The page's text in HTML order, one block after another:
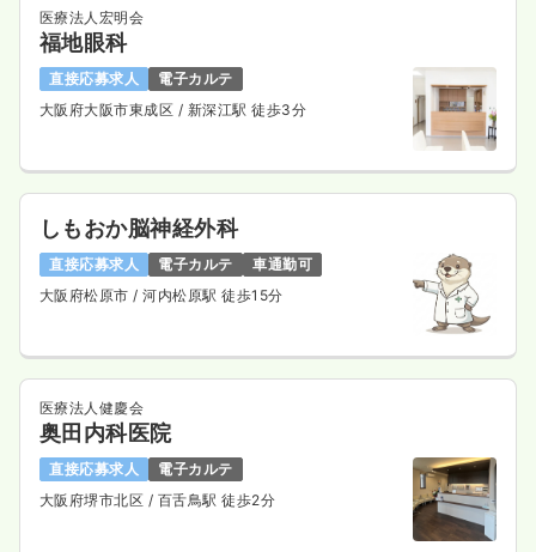
医療法人宏明会
福地眼科
直接応募求人
電子カルテ
大阪府大阪市東成区 / 新深江駅 徒歩3分
しもおか脳神経外科
直接応募求人 電子カルテ
車通勤可
大阪府松原市/ 河内松原駅 徒歩15分
医療法人健慶会
奥田内科医院
直接応募求人
電子カルテ
大阪府堺市北区 / 百舌鳥駅 徒歩2分